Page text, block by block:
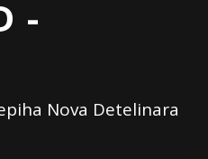
-
Nova Detelinara